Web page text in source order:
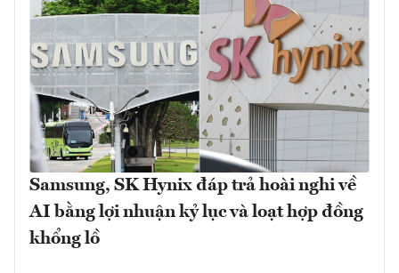
Samsung, SK Hynix đáp trả hoài nghi về
AI bằng lợi nhuận kỷ lục và loạt hợp đồng
khổng lồ